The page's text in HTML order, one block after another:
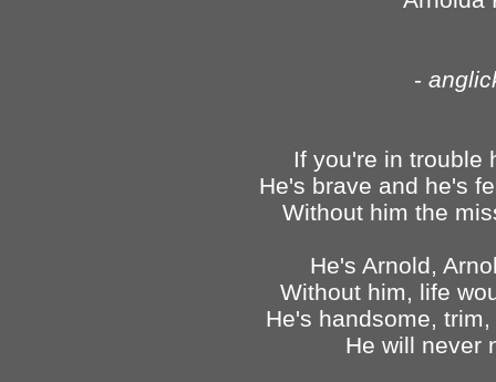
-
If you're in trouble
He's brave and he's
Without him the
He's Arnold,
Without him, life
He's handsome,
He will never